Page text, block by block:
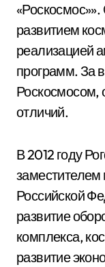
развитием
реализацией
программ. За
Роскосмосом,
отличий.
В 2012 году
заместителем
Российской
развитие
комплекса,
развитие